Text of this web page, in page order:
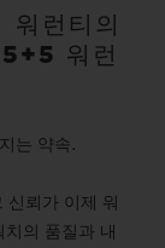
워런티의
워런
는 약속.
신뢰가 이제 워
의 품질과 내